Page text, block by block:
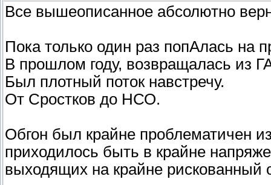
Все вышеописанное абсолютно
Пока только один раз попАлась на
В прошлом году, возвращалась из
Был плотный поток навстречу.
От Сростков до НСО.
Обгон был крайне проблематичен
приходилось быть в крайне
выходящих на крайне рискованный